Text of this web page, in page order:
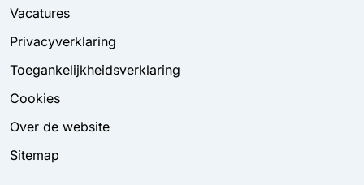
Vacatures
Privacyverklaring
Toegankelijkheidsverklaring
Cookies
Over de website
Sitemap